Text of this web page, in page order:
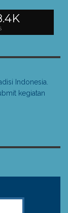
Indonesia.
kegiatan